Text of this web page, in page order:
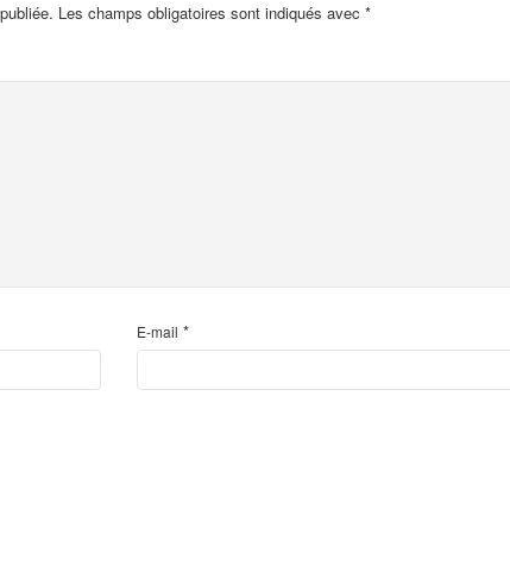
Les champs obligatoires sont indiqués avec *
E-mail *